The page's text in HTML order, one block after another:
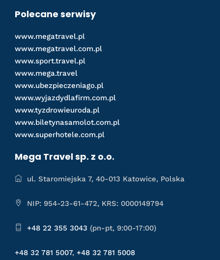
Polecane serwisy
www.megatravel.pl
www.megatravel.com.pl
www.sport.travel.pl
www.mega.travel
www.ubezpieczeniago.pl
www.wyjazdydlafirm.com.pl
www.tyzdrowieuroda.pl
www.biletynasamolot.com.pl
www.superhotele.com.pl
Mega Travel sp. z o.o.
ul. Staromiejska 7, 40-013 Katowice, Polska
NIP: 954-23-61-472, KRS: 0000149794
+48 22 355 3043 (pn-pt, 9:00-17:00)
+48 32 781 5007, +48 32 781 5008